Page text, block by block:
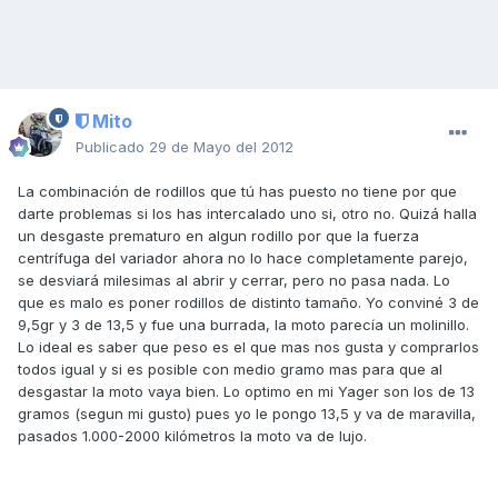
Mito
Publicado 29 de Mayo del 2012
La combinación de rodillos que tú has puesto no tiene por que
darte problemas si los has intercalado uno si, otro no. Quizá halla
un desgaste prematuro en algun rodillo por que la fuerza
centrífuga del variador ahora no lo hace completamente parejo,
se desviará milesimas al abrir y cerrar, pero no pasa nada. Lo
que es malo es poner rodillos de distinto tamaño. Yo conviné 3 de
9,5gr y 3 de 13,5 y fue una burrada, la moto parecía un molinillo.
Lo ideal es saber que peso es el que mas nos gusta y comprarlos
todos igual y si es posible con medio gramo mas para que al
desgastar la moto vaya bien. Lo optimo en mi Yager son los de 13
gramos (segun mi gusto) pues yo le pongo 13,5 y va de maravilla,
pasados 1.000-2000 kilómetros la moto va de lujo.